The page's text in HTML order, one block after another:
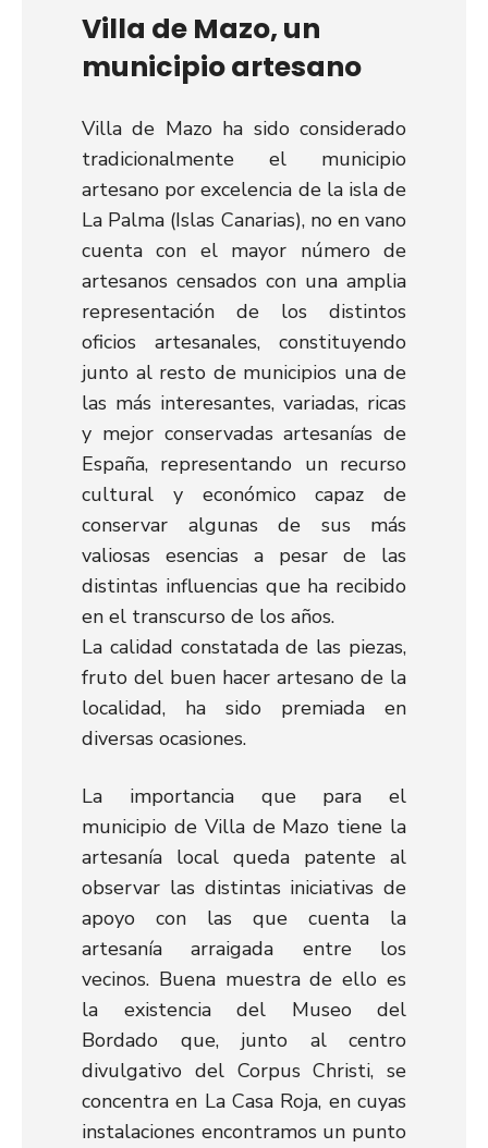
Villa de Mazo, un
municipio artesano
Villa de Mazo ha sido considerado
tradicionalmente el municipio
artesano por excelencia de la isla de
La Palma (Islas Canarias), no en vano
cuenta con el mayor número de
artesanos censados con una amplia
representación de los distintos
oficios artesanales, constituyendo
junto al resto de municipios una de
las más interesantes, variadas, ricas
y mejor conservadas artesanías de
España, representando un recurso
cultural y económico capaz de
conservar algunas de sus más
valiosas esencias a pesar de las
distintas influencias que ha recibido
en el transcurso de los años.
La calidad constatada de las piezas,
fruto del buen hacer artesano de la
localidad, ha sido premiada en
diversas ocasiones.
La importancia que para el
municipio de Villa de Mazo tiene la
artesanía local queda patente al
observar las distintas iniciativas de
apoyo con las que cuenta la
artesanía arraigada entre los
vecinos. Buena muestra de ello es
la existencia del Museo del
Bordado que, junto al centro
divulgativo del Corpus Christi, se
concentra en La Casa Roja, en cuyas
instalaciones encontramos un punto